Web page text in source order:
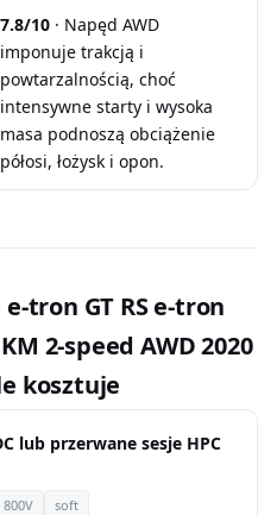
7.8/10 · Napęd AWD
imponuje trakcją i
powtarzalnością, choć
intensywne starty i wysoka
masa podnoszą obciążenie
półosi, łożysk i opon.
tron GT RS e-tron
2-speed AWD 2020
kosztuje
lub przerwane sesje HPC
800V soft